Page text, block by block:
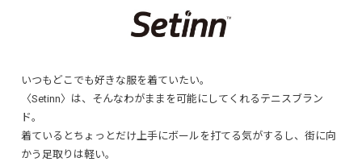
いつもどこでも好きな服を着ていたい。
〈Setinn〉は、そんなわがままを可能にしてくれるテニスブラン
ド。
着ているとちょっとだけ上手にボールを打てる気がするし、街に向
かう足取りは軽い。